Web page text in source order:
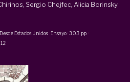
Sergio Chejfec, Alicia Borinsky
Estados Unidos · Ensayo·303 pp ·